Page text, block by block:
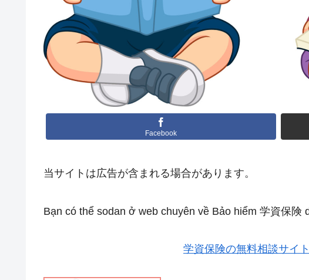
Facebook
当サイトは広告が含まれる場合があります。
Bạn có thể sodan ở web chuyên về Bảo hiểm 学資保険
学資保険の無料相談サイ